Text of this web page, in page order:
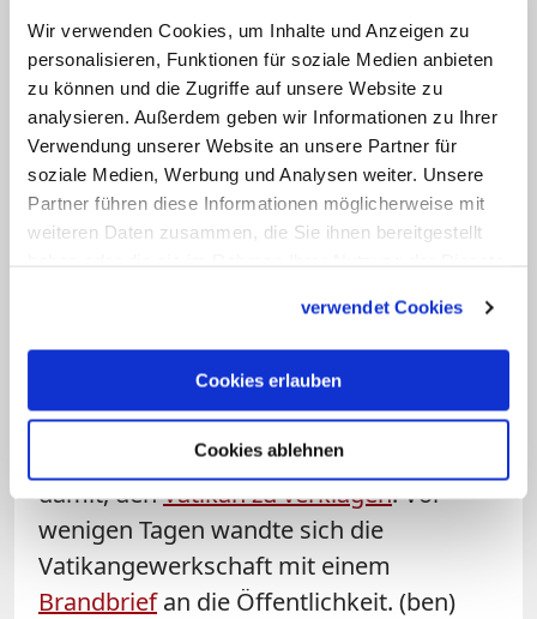
Wir verwenden Cookies, um Inhalte und Anzeigen zu
personalisieren, Funktionen für soziale Medien anbieten
zu können und die Zugriffe auf unsere Website zu
analysieren. Außerdem geben wir Informationen zu Ihrer
Verwendung unserer Website an unsere Partner für
soziale Medien, Werbung und Analysen weiter. Unsere
Partner führen diese Informationen möglicherweise mit
weiteren Daten zusammen, die Sie ihnen bereitgestellt
verwendet Cookies
Cookies erlauben
Cookies ablehnen
Verschwägerten in der Vatikanbank. Um
Gleichbehandlung aller zu gewährleisten,
heißt es, werde auch eine Hochzeit unter
schon angestellten Mitarbeitern
sanktioniert. Diese Regel trat in Kraft, als
das letzte Ehepaar in der Vatikanbank in
Pension ging.
In den vergangenen Monaten sorgte der
vatikanische Umgang mit seinen
Angestellten immer wieder für
Schlagzeilen. So drohten im Mai
Angestellte der vatikanischen Museen
damit, denVatikan zu verklagen. Vor
wenigen Tagen wandte sich die
Vatikangewerkschaft mit einem
Brandbriefan die Öffentlichkeit. (ben)